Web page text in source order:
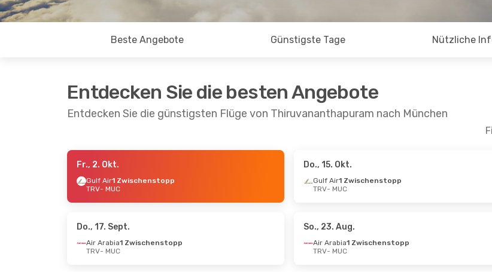
Beste Angebote Günstigste Tage Nützliche
Entdecken Sie die besten Angebote
Entdecken Sie die günstigsten Flüge von Thiruvananthapuram nach München
- Di., 20. Okt.
1 Zwischenstopp
1 Zwischenstopp
Fr., 2. Okt.
Gulf Air1 Zwischenstopp
TRV- MUC
Do., 15. Okt.
Gulf Air1 Zwischenstopp
TRV- MUC
Do., 17. Sept.
Air Arabia1 Zwischenstopp
TRV- MUC
So., 23. Aug.
Air Arabia1 Zwischenstopp
TRV- MUC